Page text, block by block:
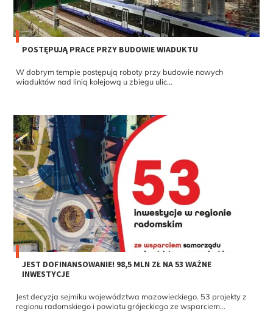
POSTĘPUJĄ PRACE PRZY BUDOWIE WIADUKTU
W dobrym tempie postępują roboty przy budowie nowych
wiaduktów nad linią kolejową u zbiegu ulic...
JEST DOFINANSOWANIE! 98,5 MLN ZŁ NA 53 WAŻNE
INWESTYCJE
Jest decyzja sejmiku województwa mazowieckiego. 53 projekty z
regionu radomskiego i powiatu grójeckiego ze wsparciem...